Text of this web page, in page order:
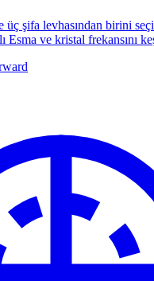
şifa levhasından birini
Esma ve kristal frekansını